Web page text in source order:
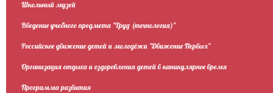
Школьный музей
Введение учебного предмета "Труд (технология)"
Российское движение детей и молодёжи "Движение Первых"
Организация отдыха и оздоровления детей в каникулярное время
Программа развития